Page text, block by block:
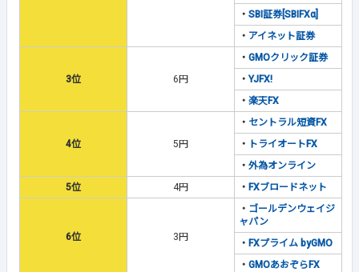
・ SBI証券[SBIFXα]
・ アイネット証券
3位 6円
・ GMOクリック証券
・ YJFX!
・ 楽天FX
4位 5円
・ セントラル短資FX
・
トライオートFX
・ 外為オンライン
5位
4円 ・ FXブロードネット
6位 3円
・ ゴールデンウェイジ
ャパン
・ FXプライム byGMO
・ GMOあおぞらFX